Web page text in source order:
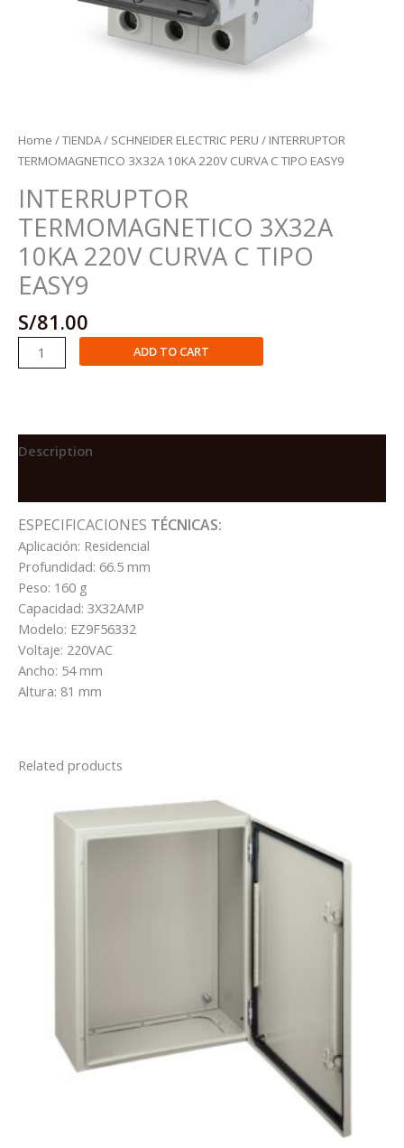
Home /TIENDA/ SCHNEIDER ELECTRIC PERU / INTERRUPTOR
TERMOMAGNETICO 3X32A 10KA 220V CURVA C TIPO EASY9
INTERRUPTOR
TERMOMAGNETICO 3X32A
10KA 220V CURVA C TIPO
EASY9
S/81.00
INTERRUPTOR
TERMOMAGNETICO
CURVA
quantity
ADD TO CART
Description
ESPECIFICACIONES TÉCNICAS:
Aplicación: Residencial
Profundidad: 66.5 mm
Peso: 160 g
Capacidad: 3X32AMP
Modelo: EZ9F56332
Voltaje: 220VAC
Ancho: 54 mm
Altura: 81 mm
Related products